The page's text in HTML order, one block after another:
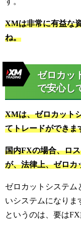
XMは非常に有益な
ね。
ゼロカッ
で安心し
XMは、ゼロカット
てトレードができま
国内FXの場合、ロ
が、法律上、ゼロカ
ゼロカットシステム
いシステムになりま
というのは、要は